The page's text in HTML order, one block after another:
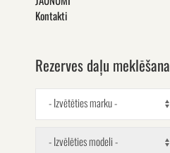
Kontakti
Rezerves daļu meklēšana
- Izvētēties marku -
- Izvēlēties modeli -